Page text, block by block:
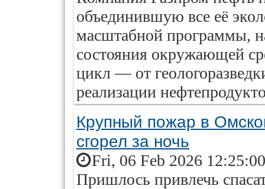
объединившую все её
масштабной программы,
состояния окружающей
цикл — от
реализации
Крупный пожар в
сгорел за ночь
Fri, 06 Feb 2026
Пришлось привлечь